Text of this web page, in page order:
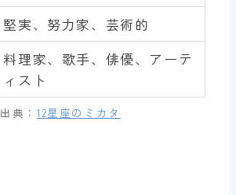
堅実、努力家、芸術的
料理家、歌手、俳優、アーテ
ィスト
出典： 12星座のミカタ